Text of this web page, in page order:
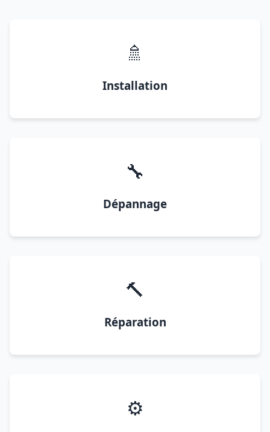
🚿
Installation
🔧
Dépannage
🔨
Réparation
⚙️